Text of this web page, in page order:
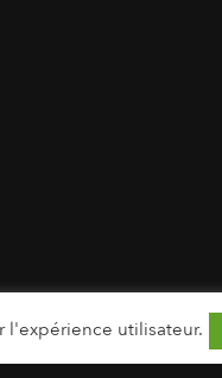
l'expérience utilisateur.